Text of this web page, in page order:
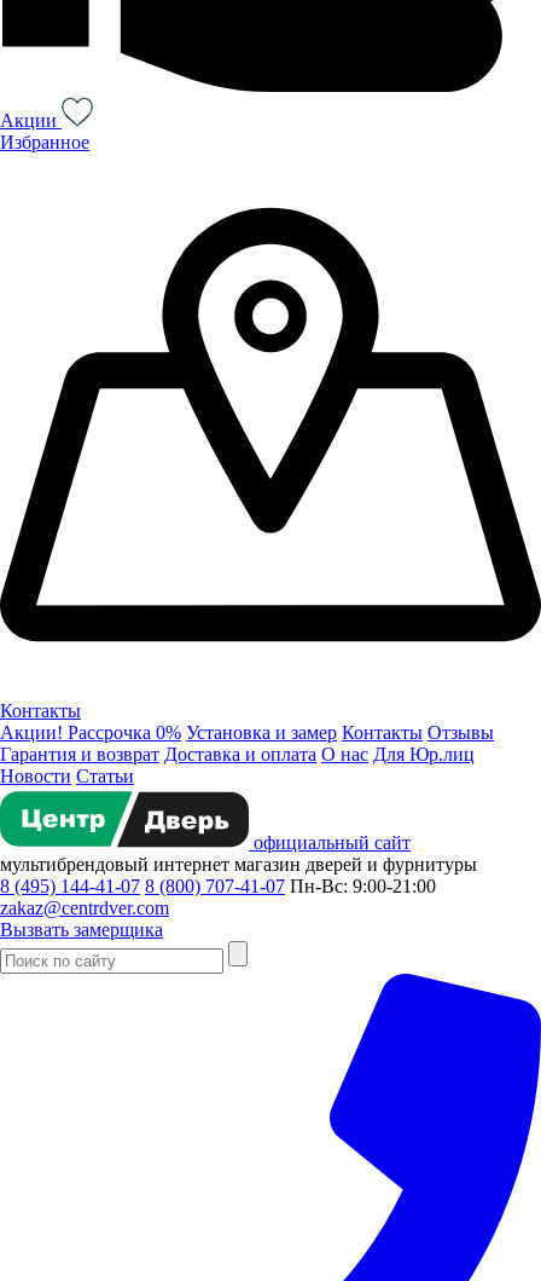
Акции
Избранное
Контакты
Акции! Рассрочка 0% Установка и замер Контакты Отзывы
Гарантия и возврат Доставка и оплата О нас Для Юр.лиц
Новости Статьи
официальный сайт
мультибрендовый интернет магазин дверей и фурнитуры
8 (495) 144-41-07 8 (800) 707-41-07 Пн-Вс: 9:00-21:00
zakaz@centrdver.com
Вызвать замерщика